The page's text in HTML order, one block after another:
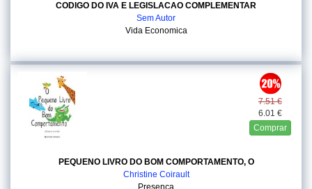
CODIGO DO IVA E LEGISLACAO COMPLEMENTAR
Sem Autor
Vida Economica
7.51 €
6.01 €
Comprar
PEQUENO LIVRO DO BOM COMPORTAMENTO, O
Christine Coirault
Presenca